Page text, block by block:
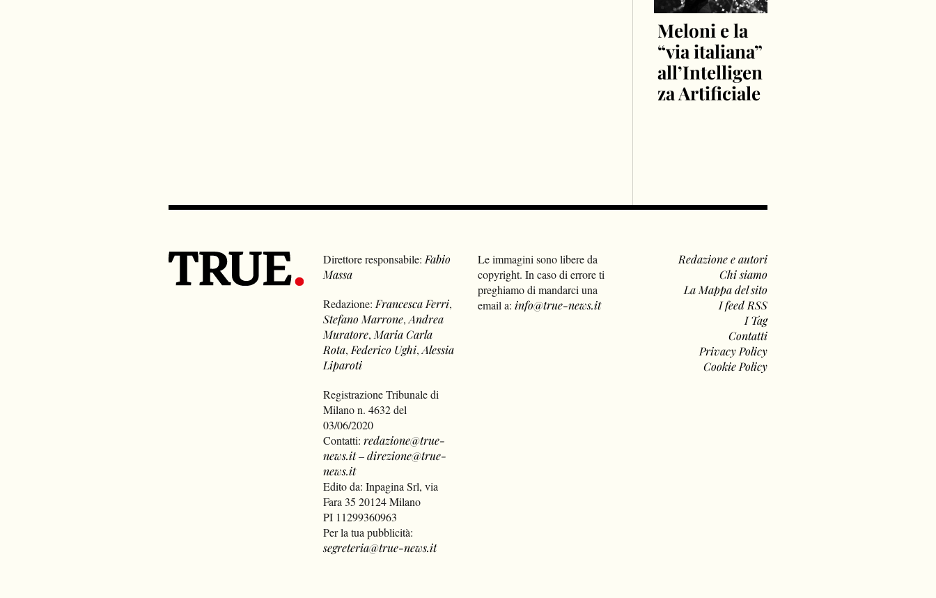
Meloni e la
“via italiana”
all’Intelligen
za Artificiale
Direttore responsabile: Fabio
Massa
Redazione: Francesca Ferri,
Stefano Marrone,Andrea
Muratore, Maria Carla
Rota, Federico Ughi,Alessia
Liparoti
Registrazione Tribunale di
Milano n. 4632 del
03/06/2020
Contatti:redazione@true-
news.it–direzione@true-
news.it
Edito da: Inpagina Srl, via
Fara 35 20124 Milano
PI 11299360963
Per la tua pubblicità:
segreteria@true-news.it
Le immagini sono libere da
copyright. In caso di errore ti
preghiamo di mandarci una
email a: info@true-news.it
Redazione e autori
Chi siamo
La Mappa del sito
I feed RSS
I Tag
Contatti
Privacy Policy
Cookie Policy